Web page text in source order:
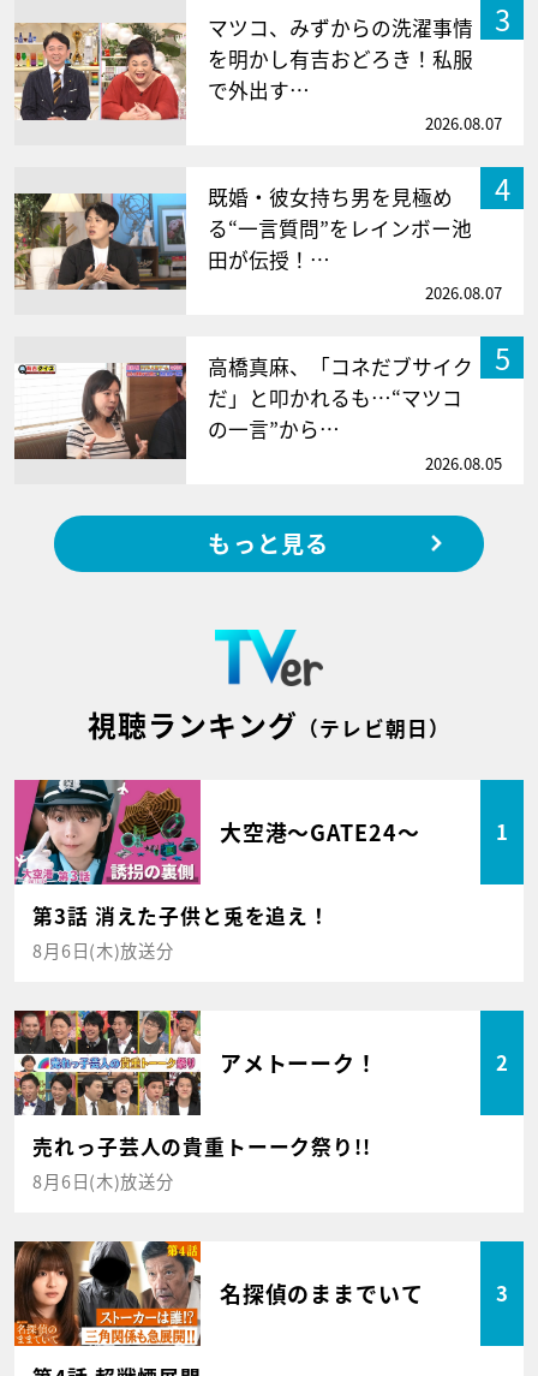
3
マツコ、みずからの洗濯事情
を明かし有吉おどろき！私服
で外出す…
2026.08.07
4
既婚・彼女持ち男を見極め
る“一言質問”をレインボー池
田が伝授！…
2026.08.07
5
高橋真麻、「コネだブサイク
だ」と叩かれるも…“マツコ
の一言”から…
2026.08.05
もっと見る
視聴ランキング （テレビ朝日）
大空港～GATE24～ 1
第3話 消えた子供と兎を追え！
8月6日(木)放送分
アメトーーク！ 2
売れっ子芸人の貴重トーーク祭り!!
8月6日(木)放送分
名探偵のままでいて 3